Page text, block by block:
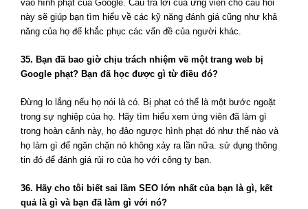
vào hình phạt của Google. Câu trả lời của ứng viên cho câu hỏi
này sẽ giúp bạn tìm hiểu về các kỹ năng đánh giá cũng như khả
năng của họ để khắc phục các vấn đề của người khác.
35. Bạn đã bao giờ chịu trách nhiệm về một trang web bị
Google phạt? Bạn đã học được gì từ điều đó?
Đừng lo lắng nếu họ nói là có. Bị phạt có thể là một bước ngoặt
trong sự nghiệp của họ. Hãy tìm hiểu xem ứng viên đã làm gì
trong hoàn cảnh này, họ đảo ngược hình phạt đó như thế nào và
họ làm gì để ngăn chặn nó không xảy ra lần nữa. sử dụng thông
tin đó để đánh giá rủi ro của họ với công ty bạn.
36. Hãy cho tôi biết sai lầm SEO lớn nhất của bạn là gì, kết
quả là gì và bạn đã làm gì với nó?